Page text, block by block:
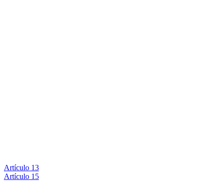
Artículo 13
Artículo 15